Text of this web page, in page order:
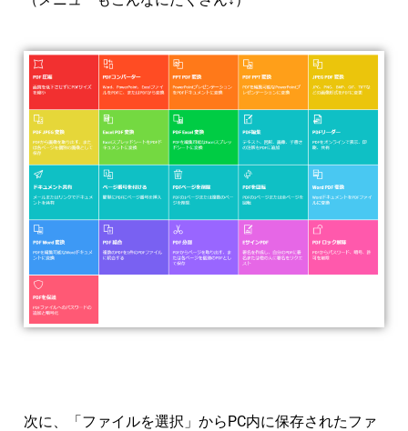
次に、「ファイルを選択」からPC内に保存されたファ